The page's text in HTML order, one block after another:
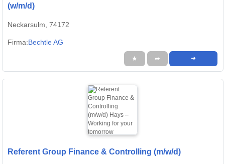
(w/m/d)
Neckarsulm, 74172
Firma:Bechtle AG
★ ➦ ➜
Referent Group Finance & Controlling (m/w/d)